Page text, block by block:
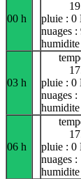
00 h
pluie : 0
nuages :
03 h
pluie : 0
nuages
06 h
pluie : 0
nuages